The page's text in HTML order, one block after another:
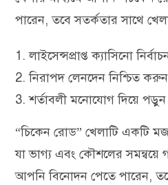
পারেন, তবে সতর্কতার সাথে
লাইসেন্সপ্রাপ্ত ক্যাসিনো
নিরাপদ লেনদেন নিশ্চিত
শর্তাবলী মনোযোগ দিয়ে
“চিকেন রোড” খেলাটি একটি
যা ভাগ্য এবং কৌশলের সমন্বয়ে
আপনি বিনোদন পেতে পারেন,